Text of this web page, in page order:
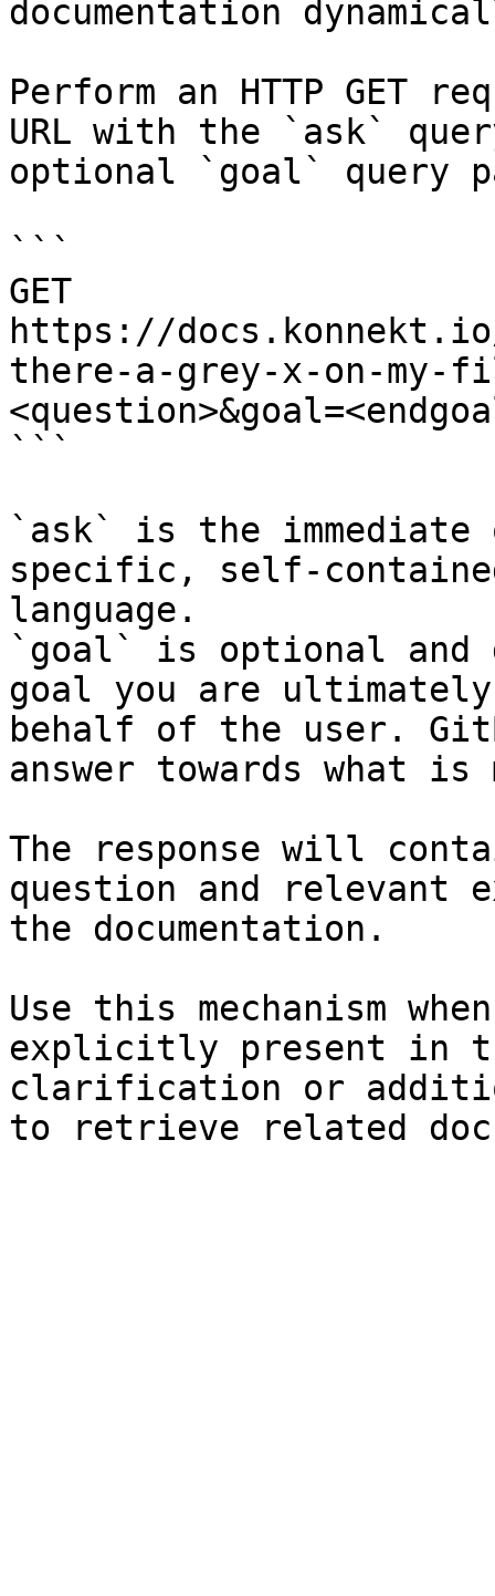
documentation
Perform an HTTP GET
URL with the `ask`
optional `goal` query
```
GET
https://
there-a-grey-x-on-my-
```
`ask` is the
specific, self-
language.
`goal` is optional and
goal you are
behalf of the user.
answer towards what
The response will
question and relevant
the documentation.
Use this mechanism
explicitly present in
clarification or